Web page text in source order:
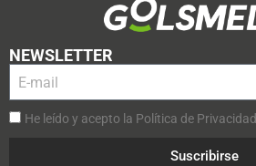
NEWSLETTER
He leído y acepto la Política de Privacidad.
Suscribirse